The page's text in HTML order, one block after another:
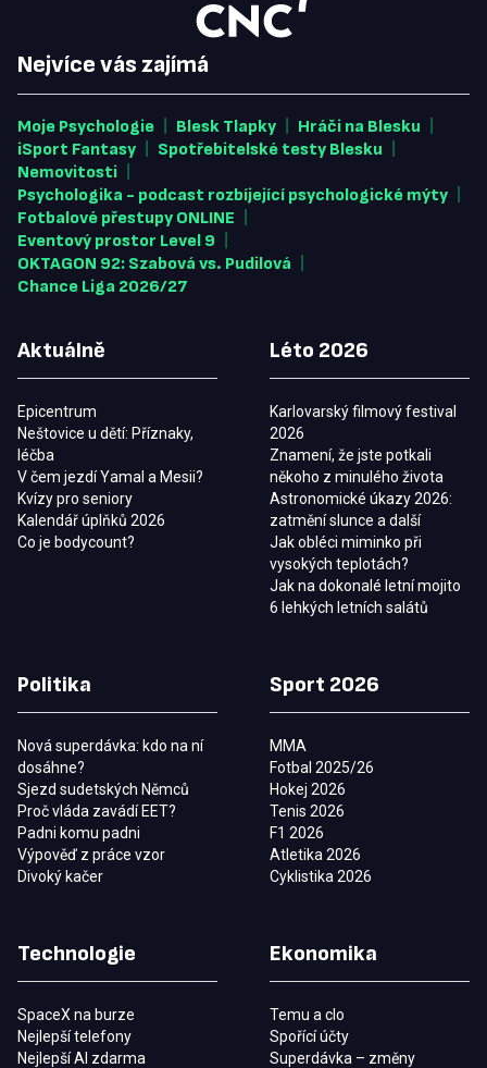
Nejvíce vás zajímá
Moje Psychologie Blesk Tlapky Hráči na Blesku
iSport Fantasy Spotřebitelské testy Blesku
Nemovitosti
Psychologika - podcast rozbíjející psychologické mýty
Fotbalové přestupy ONLINE
Eventový prostor Level 9
OKTAGON 92: Szabová vs. Pudilová
Chance Liga 2026/27
Aktuálně
Epicentrum
Neštovice u dětí: Příznaky,
léčba
V čem jezdí Yamal a Mesii?
Kvízy pro seniory
Kalendář úplňků 2026
Co je bodycount?
Léto 2026
Karlovarský filmový festival
2026
Znamení, že jste potkali
někoho z minulého života
Astronomické úkazy 2026:
zatmění slunce a další
Jak obléci miminko při
vysokých teplotách?
Jak na dokonalé letní mojito
6 lehkých letních salátů
Politika
Nová superdávka: kdo na ní
dosáhne?
Sjezd sudetských Němců
Proč vláda zavádí EET?
Padni komu padni
Výpověď z práce vzor
Divoký kačer
Sport 2026
MMA
Fotbal 2025/26
Hokej 2026
Tenis 2026
F1 2026
Atletika 2026
Cyklistika 2026
Technologie
SpaceX na burze
Nejlepší telefony
Nejlepší AI zdarma
Ekonomika
Temu a clo
Spořící účty
Superdávka – změny